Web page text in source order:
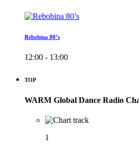
Rebobina 80’s
12:00 - 13:00
TOP
WARM Global Dance Radio
1